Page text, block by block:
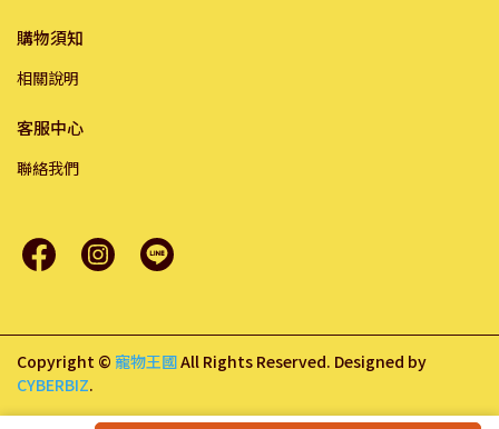
購物須知
相關說明
客服中心
聯絡我們
Copyright © 寵物王國All Rights Reserved. Designed by
CYBERBIZ.